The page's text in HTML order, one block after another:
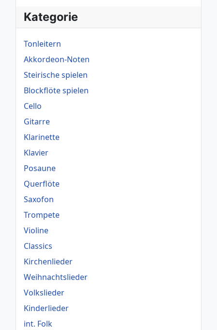
Kategorie
Tonleitern
Akkordeon-Noten
Steirische spielen
Blockflöte spielen
Cello
Gitarre
Klarinette
Klavier
Posaune
Querflöte
Saxofon
Trompete
Violine
Classics
Kirchenlieder
Weihnachtslieder
Volkslieder
Kinderlieder
int. Folk